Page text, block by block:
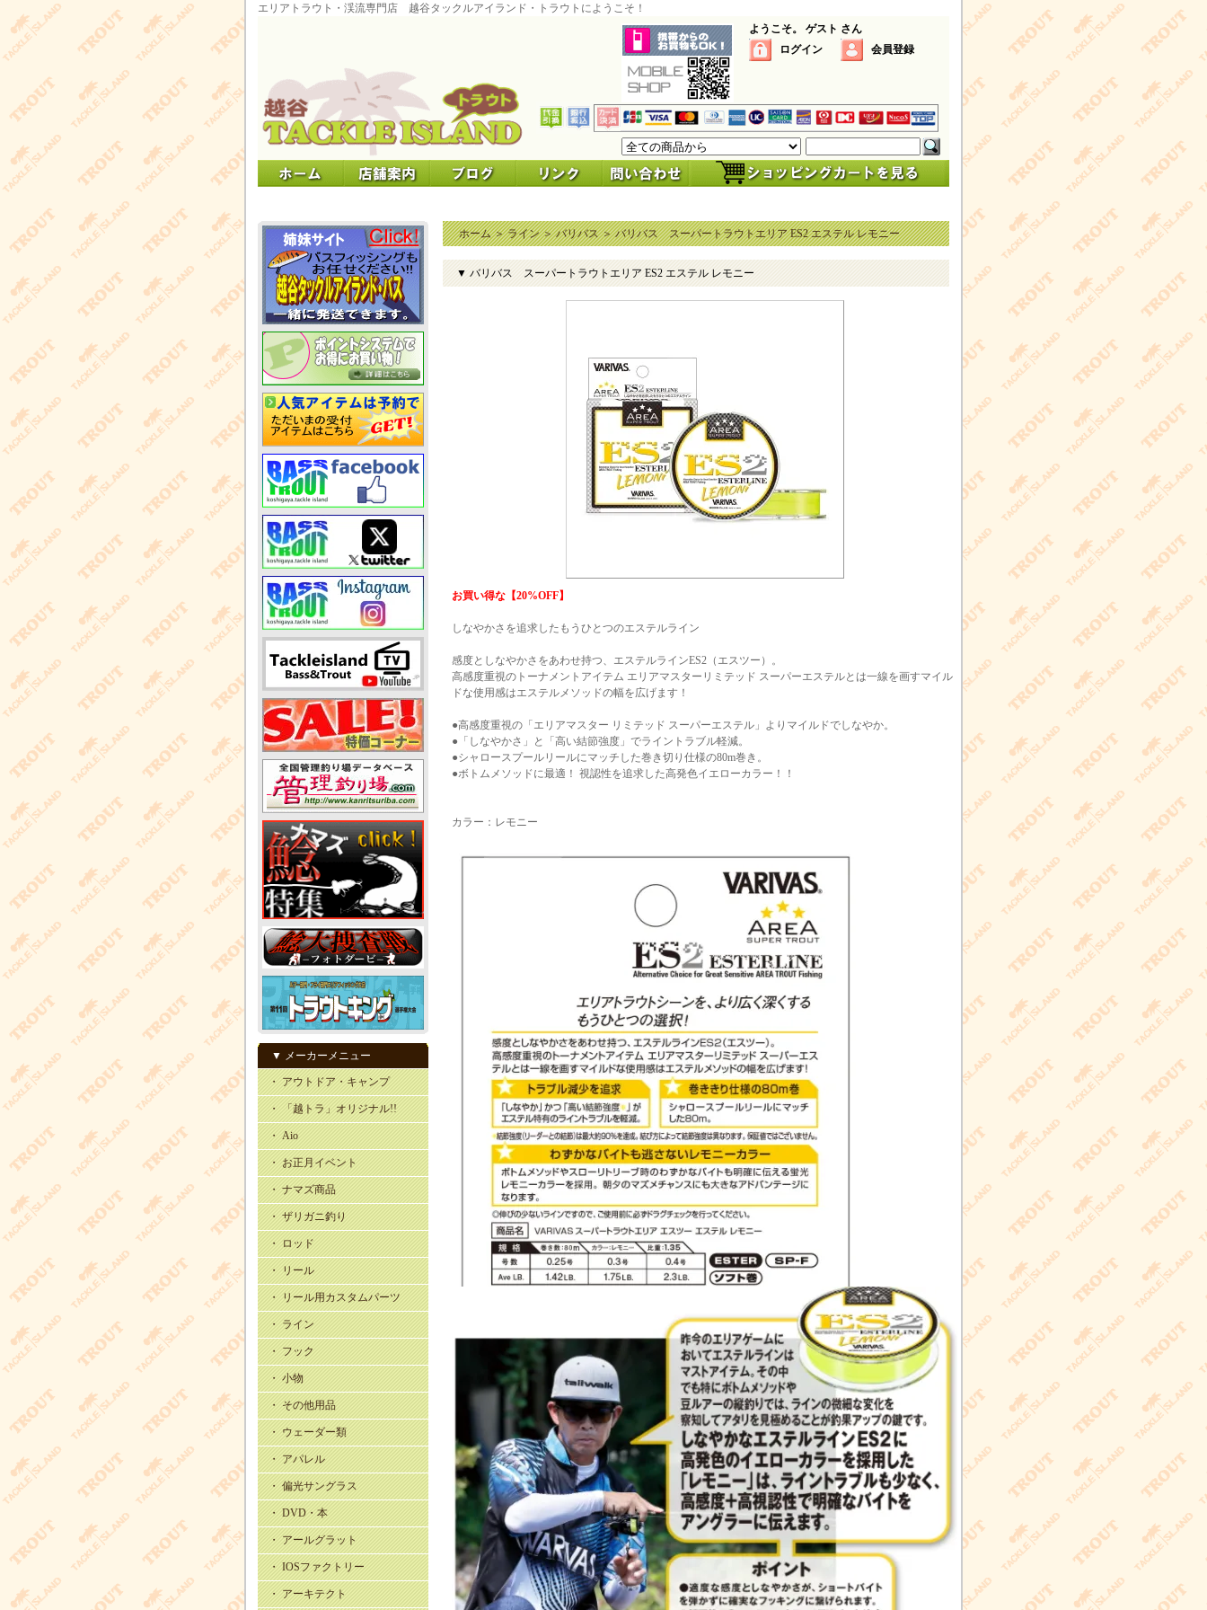
エリアトラウト・渓流専門店 越谷タックルアイランド・トラウトにようこそ！
ようこそ。 ゲスト さん
ログイン
会員登録
▼ メーカーメニュー
・ アウトドア・キャンプ
・ 「越トラ」オリジナル!!
・ Aio
・ お正月イベント
・ ナマズ商品
・ ザリガニ釣り
・ ロッド
・ リール
・ リール用カスタムパーツ
・ ライン
・ フック
・ 小物
・ その他用品
・ ウェーダー類
・ アパレル
・ 偏光サングラス
・ DVD・本
・ アールグラット
・ IOSファクトリー
・ アーキテクト
ホーム＞ライン＞バリバス＞バリバス スーパートラウトエリア ES2 エステル レモニー
▼ バリバス スーパートラウトエリア ES2 エステル レモニー
お買い得な【20%OFF】
しなやかさを追求したもうひとつのエステルライン
感度としなやかさをあわせ持つ、エステルラインES2（エスツー）。
高感度重視のトーナメントアイテム エリアマスターリミテッド スーパーエステルとは一線を画すマイル
ドな使用感はエステルメソッドの幅を広げます！
●高感度重視の「エリアマスター リミテッド スーパーエステル」よりマイルドでしなやか。
●「しなやかさ」と「高い結節強度」でライントラブル軽減。
●シャロースプールリールにマッチした巻き切り仕様の80m巻き。
●ボトムメソッドに最適！ 視認性を追求した高発色イエローカラー！！
カラー：レモニー